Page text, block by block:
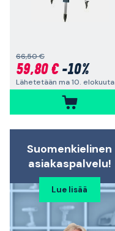
66,50 €
59,80 €-10%
Lähetetään ma 10. elokuuta
Suomenkielinen
asiakaspalvelu!
Lue lisää